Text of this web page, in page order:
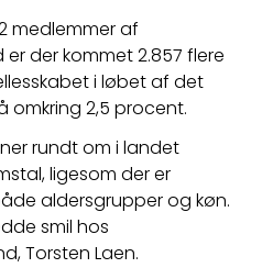
medlemmer af
der kommet 2.857 flere
i løbet af det
omkring 2,5 procent.
rundt om i landet
ligesom der er
aldersgrupper og køn.
smil hos
Torsten Laen.